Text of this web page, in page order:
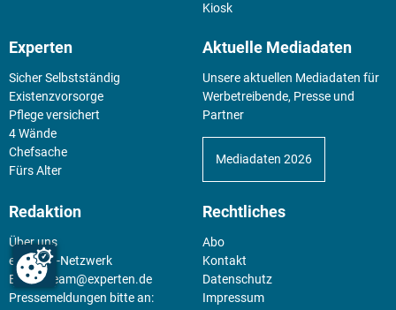
Kiosk
Experten
Sicher Selbstständig
Existenz­vorsorge
Pflege versichert
4 Wände
Chefsache
Fürs Alter
Aktuelle Mediadaten
Unsere aktuellen Mediadaten für
Werbetreibende, Presse und
Partner
Mediadaten 2026
Redaktion
Über uns
experten-Netzwerk
E-Mail:
team@experten.de
Pressemeldungen bitte an:
Rechtliches
Abo
Kontakt
Datenschutz
Impressum